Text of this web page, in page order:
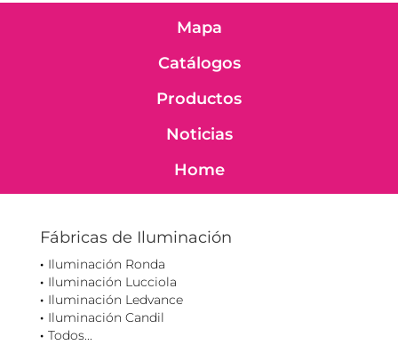
Mapa
Catálogos
Productos
Noticias
Home
Fábricas de Iluminación
Iluminación Ronda
Iluminación Lucciola
Iluminación Ledvance
Iluminación Candil
Todos...